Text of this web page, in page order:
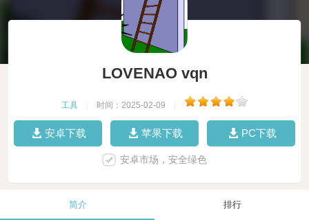
LOVENAO vqn
工具 时间：2025-02-09
安卓下载 苹果下载 PC下载
安卓市场，安全绿色
简介 排行